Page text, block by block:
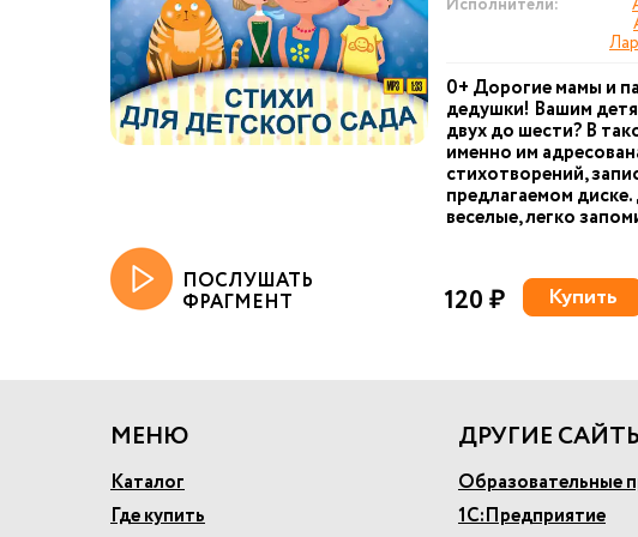
Исполнители:
0+ Дорогие мамы и
дедушки! Вашим
двух до шести? В
именно им
стихотворений,
предлагаемом
веселые, легко
ПОСЛУШАТЬ
ФРАГМЕНТ 120 ₽ Купить
МЕНЮ
Каталог
Где купить
ДРУГИЕ
Образовательные
1С:Предприятие